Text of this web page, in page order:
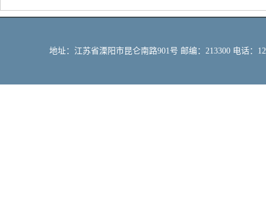
地址：江苏省溧阳市昆仑南路901号 邮编：213300 电话：